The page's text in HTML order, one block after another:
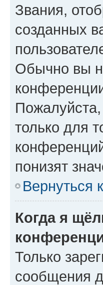
Звания,
созданных
Обычно вы
только для
понизят
Вернуться
Когда я
Только
сообщения